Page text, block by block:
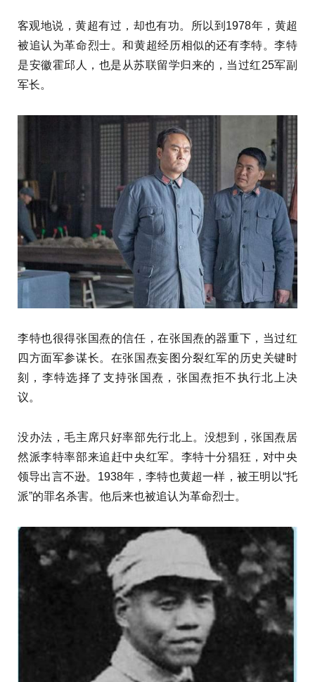
客观地说，黄超有过，却也有功。所以到1978年，黄超
被追认为革命烈士。和黄超经历相似的还有李特。李特
是安徽霍邱人，也是从苏联留学归来的，当过红25军副
军长。
李特也很得张国焘的信任，在张国焘的器重下，当过红
四方面军参谋长。在张国焘妄图分裂红军的历史关键时
刻，李特选择了支持张国焘，张国焘拒不执行北上决
议。
没办法，毛主席只好率部先行北上。没想到，张国焘居
然派李特率部来追赶中央红军。李特十分猖狂，对中央
领导出言不逊。1938年，李特也黄超一样，被王明以“托
派”的罪名杀害。他后来也被追认为革命烈士。